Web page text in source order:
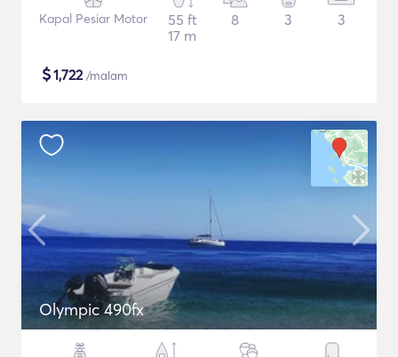
Kapal Pesiar Motor
55 ft
17 m
8 3 3
$1,722/malam
Olympic 490fx